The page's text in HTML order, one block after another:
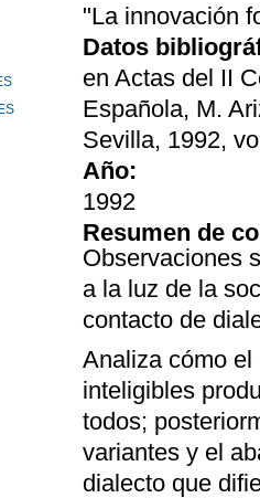
"La innovación
Datos
en Actas del II
Española, M.
Sevilla, 1992,
Año:
1992
Resumen de
Observaciones
a la luz de la
contacto de
Analiza cómo el
inteligibles
todos;
variantes y el
dialecto que